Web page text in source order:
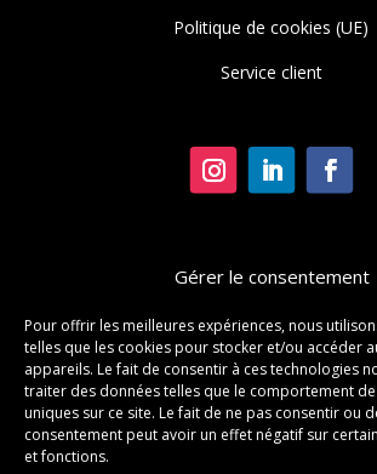
Gérer le consentement
Pour offrir les meilleures expériences, nous
telles que les cookies pour stocker et/ou accéder
appareils. Le fait de consentir à ces technologies
traiter des données telles que le comportement
uniques sur ce site. Le fait de ne pas consentir ou
consentement peut avoir un effet négatif sur
et fonctions.
Politique de cookies (UE)
Service client
DRONE FRANCAIS
Bureau d’etude
Boutique
Contact